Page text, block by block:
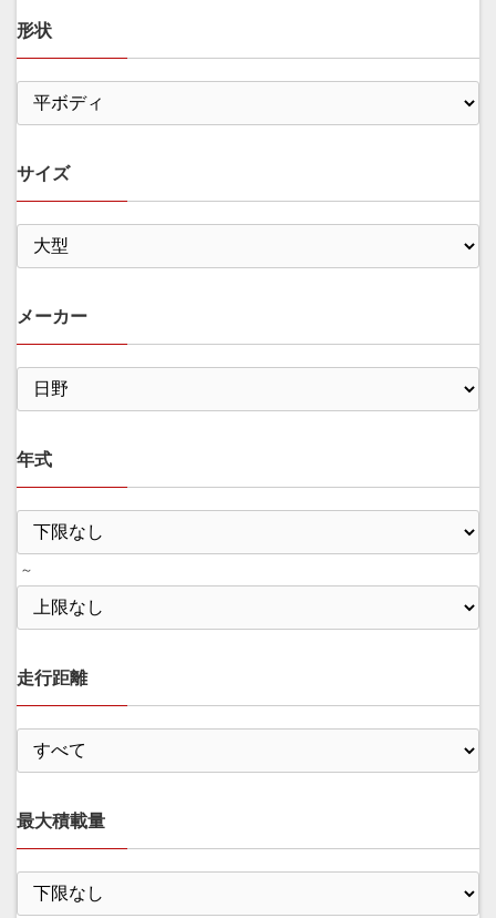
形状
サイズ
メーカー
年式
～
走行距離
最大積載量